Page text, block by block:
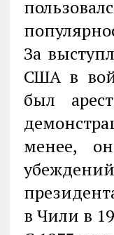
За
США в
был
менее,
в Чили в